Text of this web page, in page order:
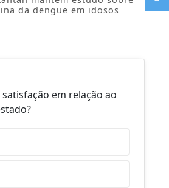
da dengue em idosos
em relação ao